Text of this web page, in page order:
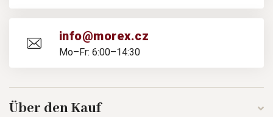
info@morex.cz
Mo–Fr: 6:00–14:30
Über den Kauf